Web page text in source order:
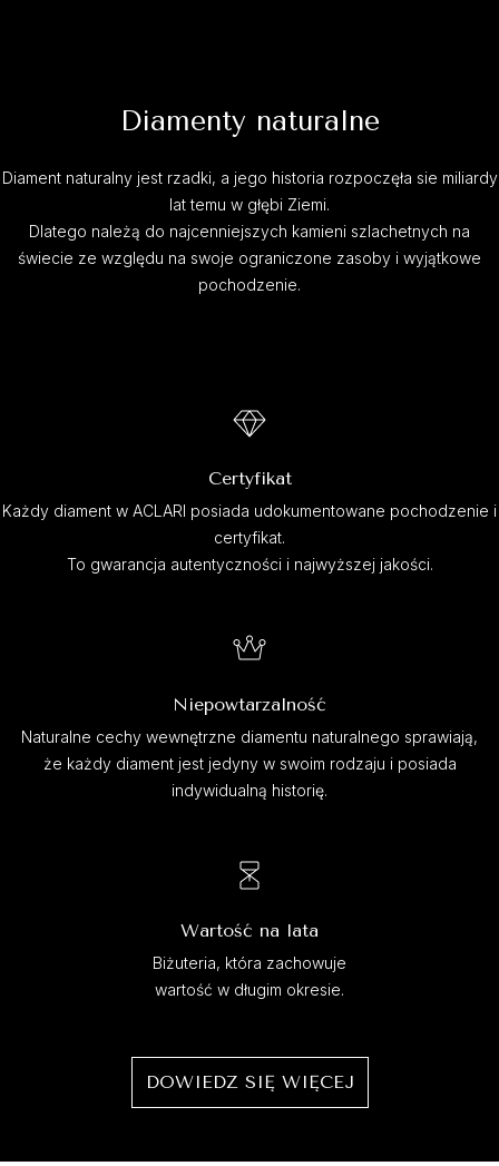
Diamenty naturalne
Diament naturalny jest rzadki, a jego historia rozpoczęła sie miliardy
lat temu w głębi Ziemi.
Dlatego należą do najcenniejszych kamieni szlachetnych na
świecie ze względu na swoje ograniczone zasoby i wyjątkowe
pochodzenie.
Certyfikat
Każdy diament w ACLARI posiada udokumentowane pochodzenie i
certyfikat.
To gwarancja autentyczności i najwyższej jakości.
Niepowtarzalność
Naturalne cechy wewnętrzne diamentu naturalnego sprawiają,
że każdy diament jest jedyny w swoim rodzaju i posiada
indywidualną historię.
Wartość na lata
Biżuteria, która zachowuje
wartość w długim okresie.
DOWIEDZ SIĘ WIĘCEJ